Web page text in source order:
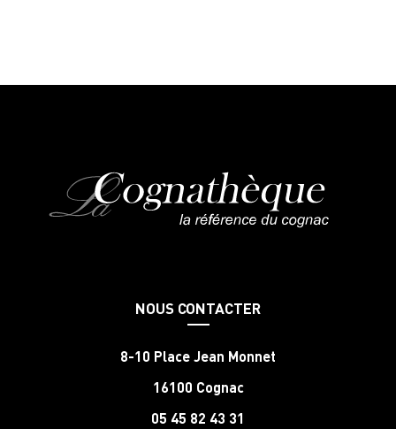
NOUS CONTACTER
8-10 Place Jean Monnet
16100 Cognac
05 45 82 43 31